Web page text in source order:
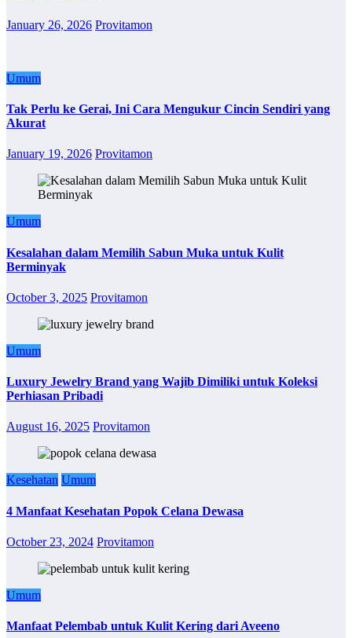
January 26, 2026 Provitamon
Umum
Tak Perlu ke Gerai, Ini Cara Mengukur Cincin Sendiri yang
Akurat
January 19, 2026 Provitamon
Umum
Kesalahan dalam Memilih Sabun Muka untuk Kulit
Berminyak
October 3, 2025 Provitamon
Umum
Luxury Jewelry Brand yang Wajib Dimiliki untuk Koleksi
Perhiasan Pribadi
August 16, 2025 Provitamon
Kesehatan Umum
4 Manfaat Kesehatan Popok Celana Dewasa
October 23, 2024 Provitamon
Umum
Manfaat Pelembab untuk Kulit Kering dari Aveeno